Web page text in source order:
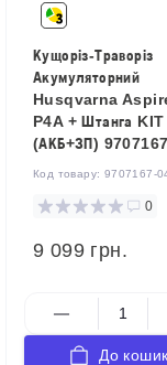
Кущоріз-Траворіз
Акумуляторний
Husqvarna
P4A + Штанга KIT
(АКБ+ЗП)
Код товару: 9707167-
0
9 099 грн.
До